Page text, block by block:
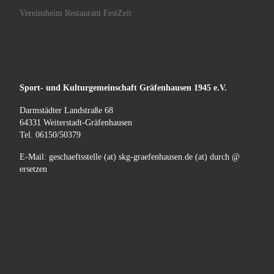
Vereinsheim Restaurant FestZeit
Sport- und Kulturgemeinschaft Gräfenhausen 1945 e.V.
Darmstädter Landstraße 68
64331 Weiterstadt-Gräfenhausen
Tel. 06150/50379
E-Mail: geschaeftsstelle (at) skg-graefenhausen.de (at) durch @
ersetzen